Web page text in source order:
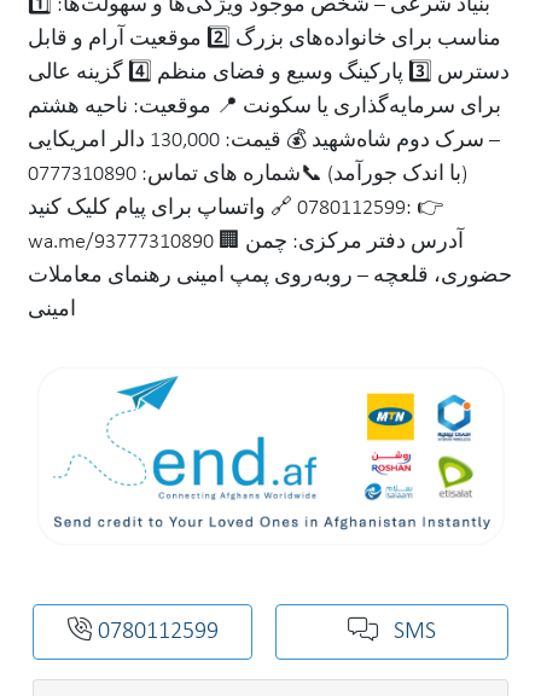
بنیاد شرعی – شخص موجود ویژگی‌ها و سهولت‌ها: 1️⃣
مناسب برای خانواده‌های بزرگ 2️⃣ موقعیت آرام و قابل
دسترس 3️⃣ پارکینگ وسیع و فضای منظم 4️⃣ گزینه عالی
برای سرمایه‌گذاری یا سکونت 📍 موقعیت: ناحیه هشتم
– سرک دوم شاه‌شهید 💰 قیمت: 130,000 دالر امریکایی
(با اندک جورآمد) 📞شماره های تماس: 0777310890
0780112599 🔗 واتساپ برای پیام کلیک کنید: 👉
wa.me/93777310890 🏢 آدرس دفتر مرکزی: چمن
حضوری، قلعچه – روبه‌روی پمپ امینی رهنمای معاملات
امینی
0780112599 SMS